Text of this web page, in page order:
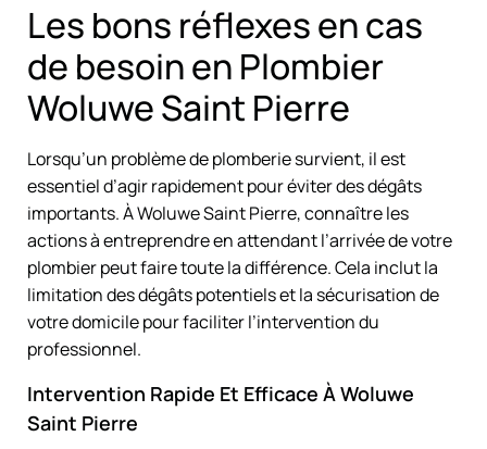
Les bons réflexes en cas
de besoin en Plombier
Woluwe Saint Pierre
Lorsqu’un problème de plomberie survient, il est
essentiel d’agir rapidement pour éviter des dégâts
importants. À Woluwe Saint Pierre, connaître les
actions à entreprendre en attendant l’arrivée de votre
plombier peut faire toute la différence. Cela inclut la
limitation des dégâts potentiels et la sécurisation de
votre domicile pour faciliter l’intervention du
professionnel.
Intervention Rapide Et Efficace À Woluwe
Saint Pierre